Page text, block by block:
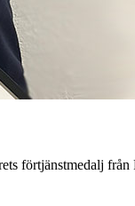
förtjänstmedalj